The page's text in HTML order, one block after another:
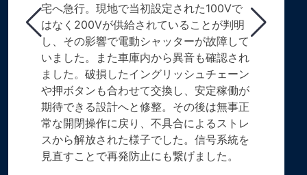
宅へ急行。現地で当初設定された100Vで
はなく200Vが供給されていることが判明
し、その影響で電動シャッターが故障して
いました。また車庫内から異音も確認され
ました。破損したイングリッシュチェーン
や押ボタンも合わせて交換し、安定稼働が
期待できる設計へと修整。その後は無事正
常な開閉操作に戻り、不具合によるストレ
スから解放された様子でした。信号系統を
見直すことで再発防止にも繋げました。